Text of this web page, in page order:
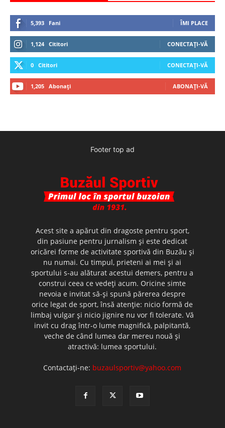
5,393 Fani ÎMI PLACE
1,124 Cititori CONECTAȚI-VĂ
0 Cititori CONECTAȚI-VĂ
1,205 Abonați ABONAȚI-VĂ
Footer top ad
Acest site a apărut din dragoste pentru sport,
din pasiune pentru jurnalism şi este dedicat
oricărei forme de activitate sportivă din Buzău şi
nu numai. Cu timpul, prieteni ai mei şi ai
sportului s-au alăturat acestui demers, pentru a
construi ceea ce vedeţi acum. Oricine simte
nevoia e invitat să-şi spună părerea despre
orice legat de sport, însă atenţie: nicio formă de
limbaj vulgar şi nicio jignire nu vor fi tolerate. Vă
invit cu drag într-o lume magnifică, palpitantă,
veche de când lumea dar mereu nouă şi
atractivă: lumea sportului.
Contactați-ne: buzaulsportiv@yahoo.com